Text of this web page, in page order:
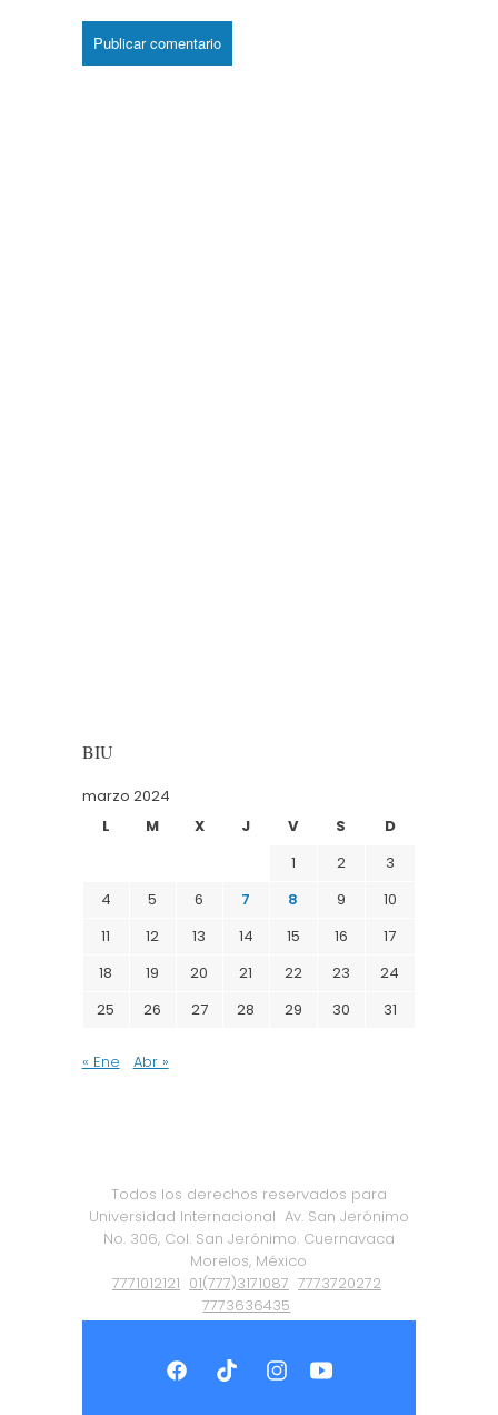
BIU
marzo 2024
L
M X J V S
D
1
2
3
4
5 6 7 8 9
10
11
12 13 14 15 16
17
18
19 20 21 22 23
24
25
26 27 28 29 30 31
« Ene Abr »
Todos los derechos reservados para
Universidad Internacional Av. San Jerónimo
No. 306, Col. San Jerónimo. Cuernavaca
Morelos, México
7771012121 01(777)3171087 7773720272
7773636435
Política de Privacidad|Certificación ISO